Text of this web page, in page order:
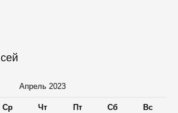
Апрель 2023
Ср Чт Пт Сб Вс